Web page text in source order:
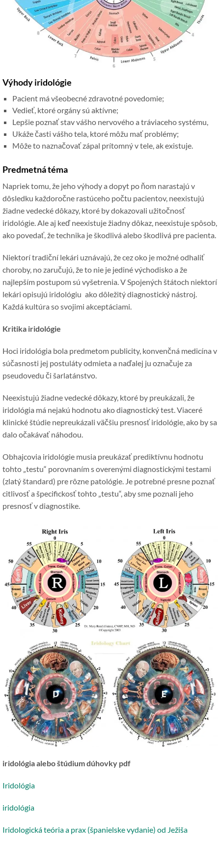
Výhody iridológie
Pacient má všeobecné zdravotné povedomie;
Vedieť, ktoré orgány sú aktívne;
Lepšie poznať stav vášho nervového a tráviaceho systému,
Ukáže časti vášho tela, ktoré môžu mať problémy;
Môže to naznačovať zápal prítomný v tele, ak existuje.
Predmetná téma
Napriek tomu, že jeho výhody a dopyt po ňom narastajú v
dôsledku každoročne rastúceho počtu pacientov, neexistujú
žiadne vedecké dôkazy, ktoré by dokazovali užitočnosť
iridológie. Ale aj keď neexistuje žiadny dôkaz, neexistuje spôsob,
ako povedať, že technika je škodlivá alebo škodlivá pre pacienta.
Niektorí tradiční lekári uznávajú, že cez oko je možné odhaliť
choroby, no zaručujú, že to nie je jediné východisko a že
najlepším postupom sú vyšetrenia. V Spojených štátoch niektorí
lekári opisujú iridológiu ako dôležitý diagnostický nástroj.
Každá kultúra so svojimi akceptáciami.
Kritika iridológie
Hoci iridológia bola predmetom publicity, konvenčná medicína v
súčasnosti jej postuláty odmieta a naďalej ju označuje za
pseudovedu či šarlatánstvo.
Neexistujú žiadne vedecké dôkazy, ktoré by preukázali, že
iridológia má nejakú hodnotu ako diagnostický test. Viaceré
klinické štúdie nepreukázali väčšiu presnosť iridológie, ako by sa
dalo očakávať náhodou.
Obhajcovia iridológie musia preukázať prediktívnu hodnotu
tohto „testu“ porovnaním s overenými diagnostickými testami
(zlatý štandard) pre rôzne patológie. Je potrebné presne poznať
citlivosť a špecifickosť tohto „testu“, aby sme poznali jeho
presnosť v diagnostike.
iridológia alebo štúdium dúhovky pdf
Iridológia
iridológia
Iridologická teória a prax (španielske vydanie) od Ježiša